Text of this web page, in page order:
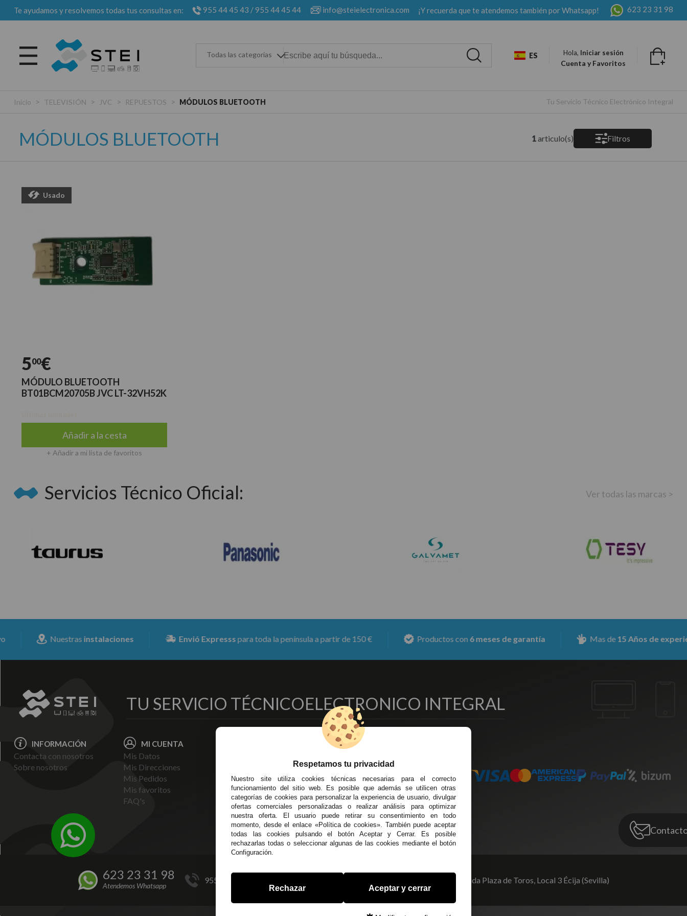
Te ayudamos y resolvemos todas tus consultas en: 955 44 45 43 /955 44 45 44 info@steielectronica.com ¡Y recuerda que te atendemos también por Whatsapp! 623 23 31 98
Todas las categorias ES Hola, Iniciar sesión
Cuenta y Favoritos
Inicio > TELEVISIÓN > JVC > REPUESTOS > MÓDULOS BLUETOOTH Tu Servicio Técnico Electrónico Integral
MÓDULOS BLUETOOTH 1articulo(s) Filtros
Usado
500€
MÓDULO BLUETOOTH
BT01BCM20705B JVC LT-32VH52K
Añadir a la cesta
+ Añadir a mi lista de favoritos
Servicios Técnico Oficial: Ver todas las marcas >
Nuestrasinstalaciones Envió Expressspara toda la península a partir de 150 € Productos con6 meses de garantía Mas de 15 Años de experiencia
TU SERVICIO TÉCNICOELECTRONICO INTEGRAL
INFORMACIÓN
Contacta con nosotros
Sobre nosotros
MI CUENTA
Mis Datos
Mis Direcciones
Mis Pedidos
Mis favoritos
FAQ's
Entregas y Devoluciones
Política de Privacidad
Pago Seguro
Terminos y
Condiciones Generales
Políticas de Cookies
DELEGACIONES
Av. Plaza de Toros. Local 3
Córdoba
C/ Ingeniero Iribarren, 14
Alzira - Valencia
C/ Esplugues, 135
623 23 31 98
Atendemos Whatsapp
955 44 45 43 Avenida Plaza de Toros, Local 3 Écija (Sevilla)
Respetamos tu privacidad
Nuestro site utiliza cookies técnicas necesarias para el correcto
funcionamiento del sitio web. Es posible que además se utilicen otras
categorías de cookies para personalizar la experiencia de usuario, divulgar
ofertas comerciales personalizadas o realizar análisis para optimizar
nuestra oferta. El usuario puede retirar su consentimiento en todo
momento, desde el enlace «Política de cookies». También puede aceptar
todas las cookies pulsando el botón Aceptar y Cerrar. Es posible
rechazarlas todas o seleccionar algunas de las cookies mediante el botón
Configuración.
Rechazar Aceptar y cerrar